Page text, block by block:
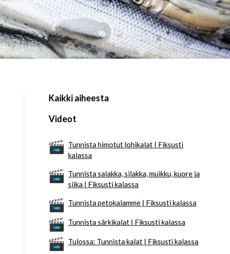
Kaikki aiheesta
Videot
Tunnista himotut lohikalat | Fiksusti
kalassa
Tunnista salakka, silakka, muikku, kuore ja
siika | Fiksusti kalassa
Tunnista petokalamme | Fiksusti kalassa
Tunnista särkikalat | Fiksusti kalassa
Tulossa: Tunnista kalat | Fiksusti kalassa